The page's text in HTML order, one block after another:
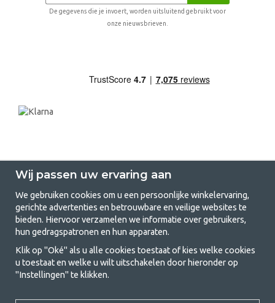
De gegevens die je invoert, worden uitsluitend gebruikt voor
onze nieuwsbrieven.
GetCamping.nl - Jouw winkel voor
kamperen en buitenleven
Kamperen kan een levensstijl zijn of een manier om het gezin samen te
brengen voor een gezamenlijk avontuur. Welke categorie je ook kiest,
bij ons vind je alles wat je nodig hebt aan kampeeraccessoires. Wij
bieden wij zeer scherpe prijzen voor familietenten, caravanluifels en alle
Wij passen uw ervaring aan
We gebruiken cookies om u een persoonlijke winkelervaring,
gerichte advertenties en betrouwbare en veilige websites te
bieden. Hiervoor verzamelen we informatie over gebruikers,
hun gedragspatronen en hun apparaten.
Klik op "Oké" als u alle cookies toestaat of kies welke cookies
u toestaat en welke u wilt uitschakelen door hieronder op
"Instellingen" te klikken.